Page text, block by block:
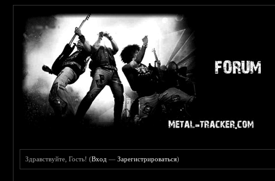
Здравствуйте, Гость! (Вход —Зарегистрироваться)